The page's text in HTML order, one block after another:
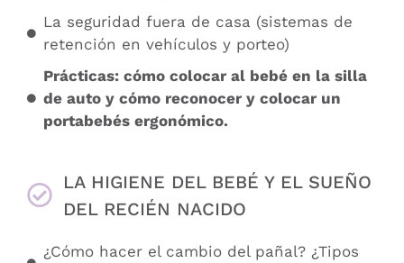
La seguridad fuera de casa (sistemas de
retención en vehículos y porteo)
Prácticas: cómo colocar al bebé en la silla
de auto y cómo reconocer y colocar un
portabebés ergonómico.
LA HIGIENE DEL BEBÉ Y EL SUEÑO
DEL RECIÉN NACIDO
¿Cómo hacer el cambio del pañal? ¿Tipos